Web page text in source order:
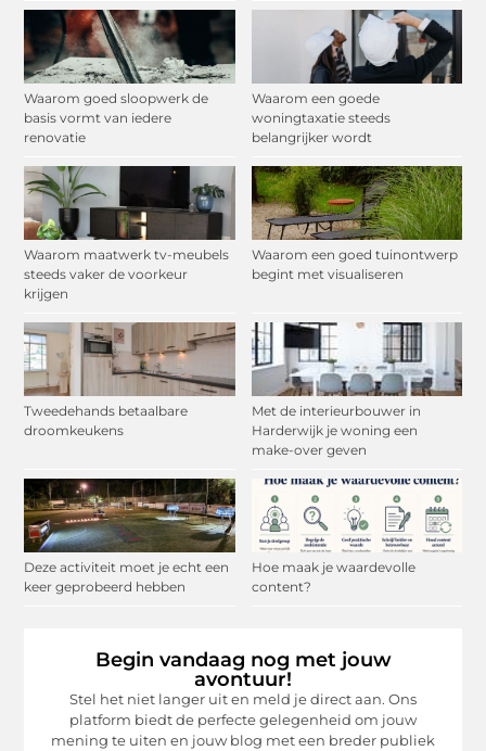
Waarom goed sloopwerk de
basis vormt van iedere
renovatie
Waarom een goede
woningtaxatie steeds
belangrijker wordt
Waarom maatwerk tv-meubels
steeds vaker de voorkeur
krijgen
Waarom een goed tuinontwerp
begint met visualiseren
Tweedehands betaalbare
droomkeukens
Met de interieurbouwer in
Harderwijk je woning een
make-over geven
Deze activiteit moet je echt een
keer geprobeerd hebben
Hoe maak je waardevolle
content?
Begin vandaag nog met jouw
avontuur!
Stel het niet langer uit en meld je direct aan. Ons
platform biedt de perfecte gelegenheid om jouw
mening te uiten en jouw blog met een breder publiek